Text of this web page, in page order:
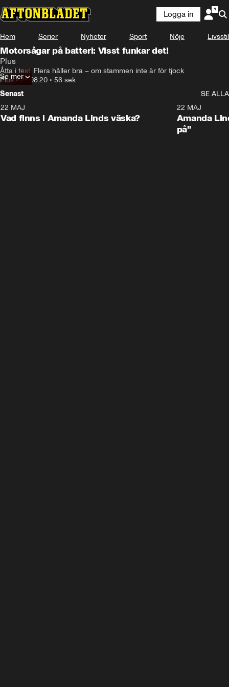
Logga in
Hem Serier Nyheter Sport Nöje Livsstil
Motorsågar på batteri: Visst funkar det!
Plus
Åtta i test: Flera håller bra – om stammen inte är för tjock
Plus•25.08.20 • 56 sek
Se mer
Senast
SE ALLA
Plus
22 MAJ
Vad finns i Amanda Linds väska?
Plus
22 MAJ
Amanda
på”